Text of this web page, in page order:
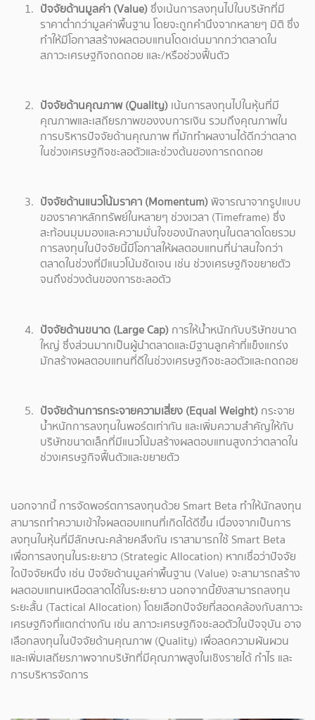
ปัจจัยด้านมูลค่า (Value)ซึ่งเน้นการลงทุนไปในบริษัทที่มี
ราคาต่ำกว่ามูลค่าพื้นฐาน โดยจะถูกคำนึงจากหลายๆ มิติ ซึ่ง
ทำให้มีโอกาสสร้างผลตอบแทนโดดเด่นมากกว่าตลาดใน
สภาวะเศรษฐกิจถดถอย และ/หรือช่วงฟื้นตัว
ปัจจัยด้านคุณภาพ (Quality) เน้นการลงทุนไปในหุ้นที่มี
คุณภาพและเสถียรภาพของงบการเงิน รวมถึงคุณภาพใน
การบริหารปัจจัยด้านคุณภาพ ที่มักทำผลงานได้ดีกว่าตลาด
ในช่วงเศรษฐกิจชะลอตัวและช่วงต้นของการถดถอย
ปัจจัยด้านแนวโน้มราคา (Momentum)พิจารณาจากรูปแบบ
ของราคาหลักทรัพย์ในหลายๆ ช่วงเวลา (Timeframe) ซึ่ง
สะท้อนมุมมองและความมั่นใจของนักลงทุนในตลาดโดยรวม
การลงทุนในปัจจัยนี้มีโอกาสให้ผลตอบแทนที่น่าสนใจกว่า
ตลาดในช่วงที่มีแนวโน้มชัดเจน เช่น ช่วงเศรษฐกิจขยายตัว
จนถึงช่วงต้นของการชะลอตัว
ปัจจัยด้านขนาด (Large Cap) การให้น้ำหนักกับบริษัทขนาด
ใหญ่ ซึ่งส่วนมากเป็นผู้นำตลาดและมีฐานลูกค้าที่แข็งแกร่ง
มักสร้างผลตอบแทนที่ดีในช่วงเศรษฐกิจชะลอตัวและถดถอย
ปัจจัยด้านการกระจายความเสี่ยง (Equal Weight) กระจาย
น้ำหนักการลงทุนในพอร์ตเท่ากัน และเพิ่มความสำคัญให้กับ
บริษัทขนาดเล็กที่มีแนวโน้มสร้างผลตอบแทนสูงกว่าตลาดใน
ช่วงเศรษฐกิจฟื้นตัวและขยายตัว
นอกจากนี้ การจัดพอร์ตการลงทุนด้วย Smart Beta ทำให้นักลงทุน
สามารถทำความเข้าใจผลตอบแทนที่เกิดได้ดีขึ้น เนื่องจากเป็นการ
ลงทุนในหุ้นที่มีลักษณะคล้ายคลึงกัน เราสามารถใช้ Smart Beta
เพื่อการลงทุนในระยะยาว (Strategic Allocation) หากเชื่อว่าปัจจัย
ใดปัจจัยหนึ่ง เช่น ปัจจัยด้านมูลค่าพื้นฐาน (Value) จะสามารถสร้าง
ผลตอบแทนเหนือตลาดได้ในระยะยาว นอกจากนี้ยังสามารถลงทุน
ระยะสั้น (Tactical Allocation) โดยเลือกปัจจัยที่สอดคล้องกับสภาวะ
เศรษฐกิจที่แตกต่างกัน เช่น สภาวะเศรษฐกิจชะลอตัวในปัจจุบัน อาจ
เลือกลงทุนในปัจจัยด้านคุณภาพ (Quality) เพื่อลดความผันผวน
และเพิ่มเสถียรภาพจากบริษัทที่มีคุณภาพสูงในเชิงรายได้ กำไร และ
การบริหารจัดการ